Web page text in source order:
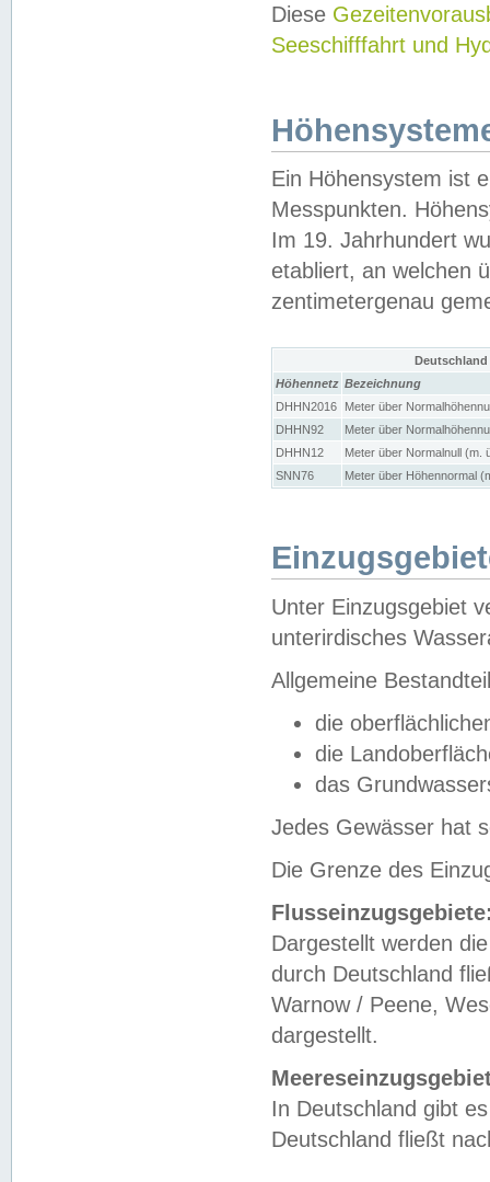
Diese
Seeschifffahrt und
Ein Höhensystem ist
Messpunkten.
Im 19. Jahrhundert
etabliert, an welchen
zentimetergenau
Höhennetz Bezeichnung
DHHN2016
Meter über
DHHN92
Meter über
DHHN12
Meter über Normalnull (m.
SNN76
Meter über Höhennormal
Unter Einzugsgebiet
unterirdisches
Allgemeine
die
die
das
Jedes Gewässer hat
Die Grenze des
Dargestellt werden
durch Deutschland
Warnow / Peene,
dargestellt.
In Deutschland gibt
Deutschland fließt